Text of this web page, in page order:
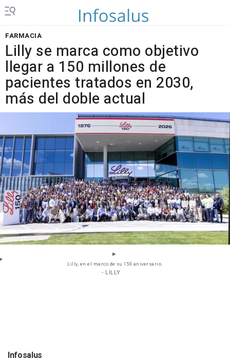
FARMACIA
Lilly se marca como objetivo
llegar a 150 millones de
pacientes tratados en 2030,
más del doble actual
Lilly, en el marco de su 150 aniversario.
- LILLY
Infosalus